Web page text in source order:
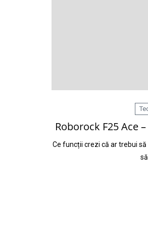
Roborock F25 Ace
Ce funcții crezi că ar trebui
să…